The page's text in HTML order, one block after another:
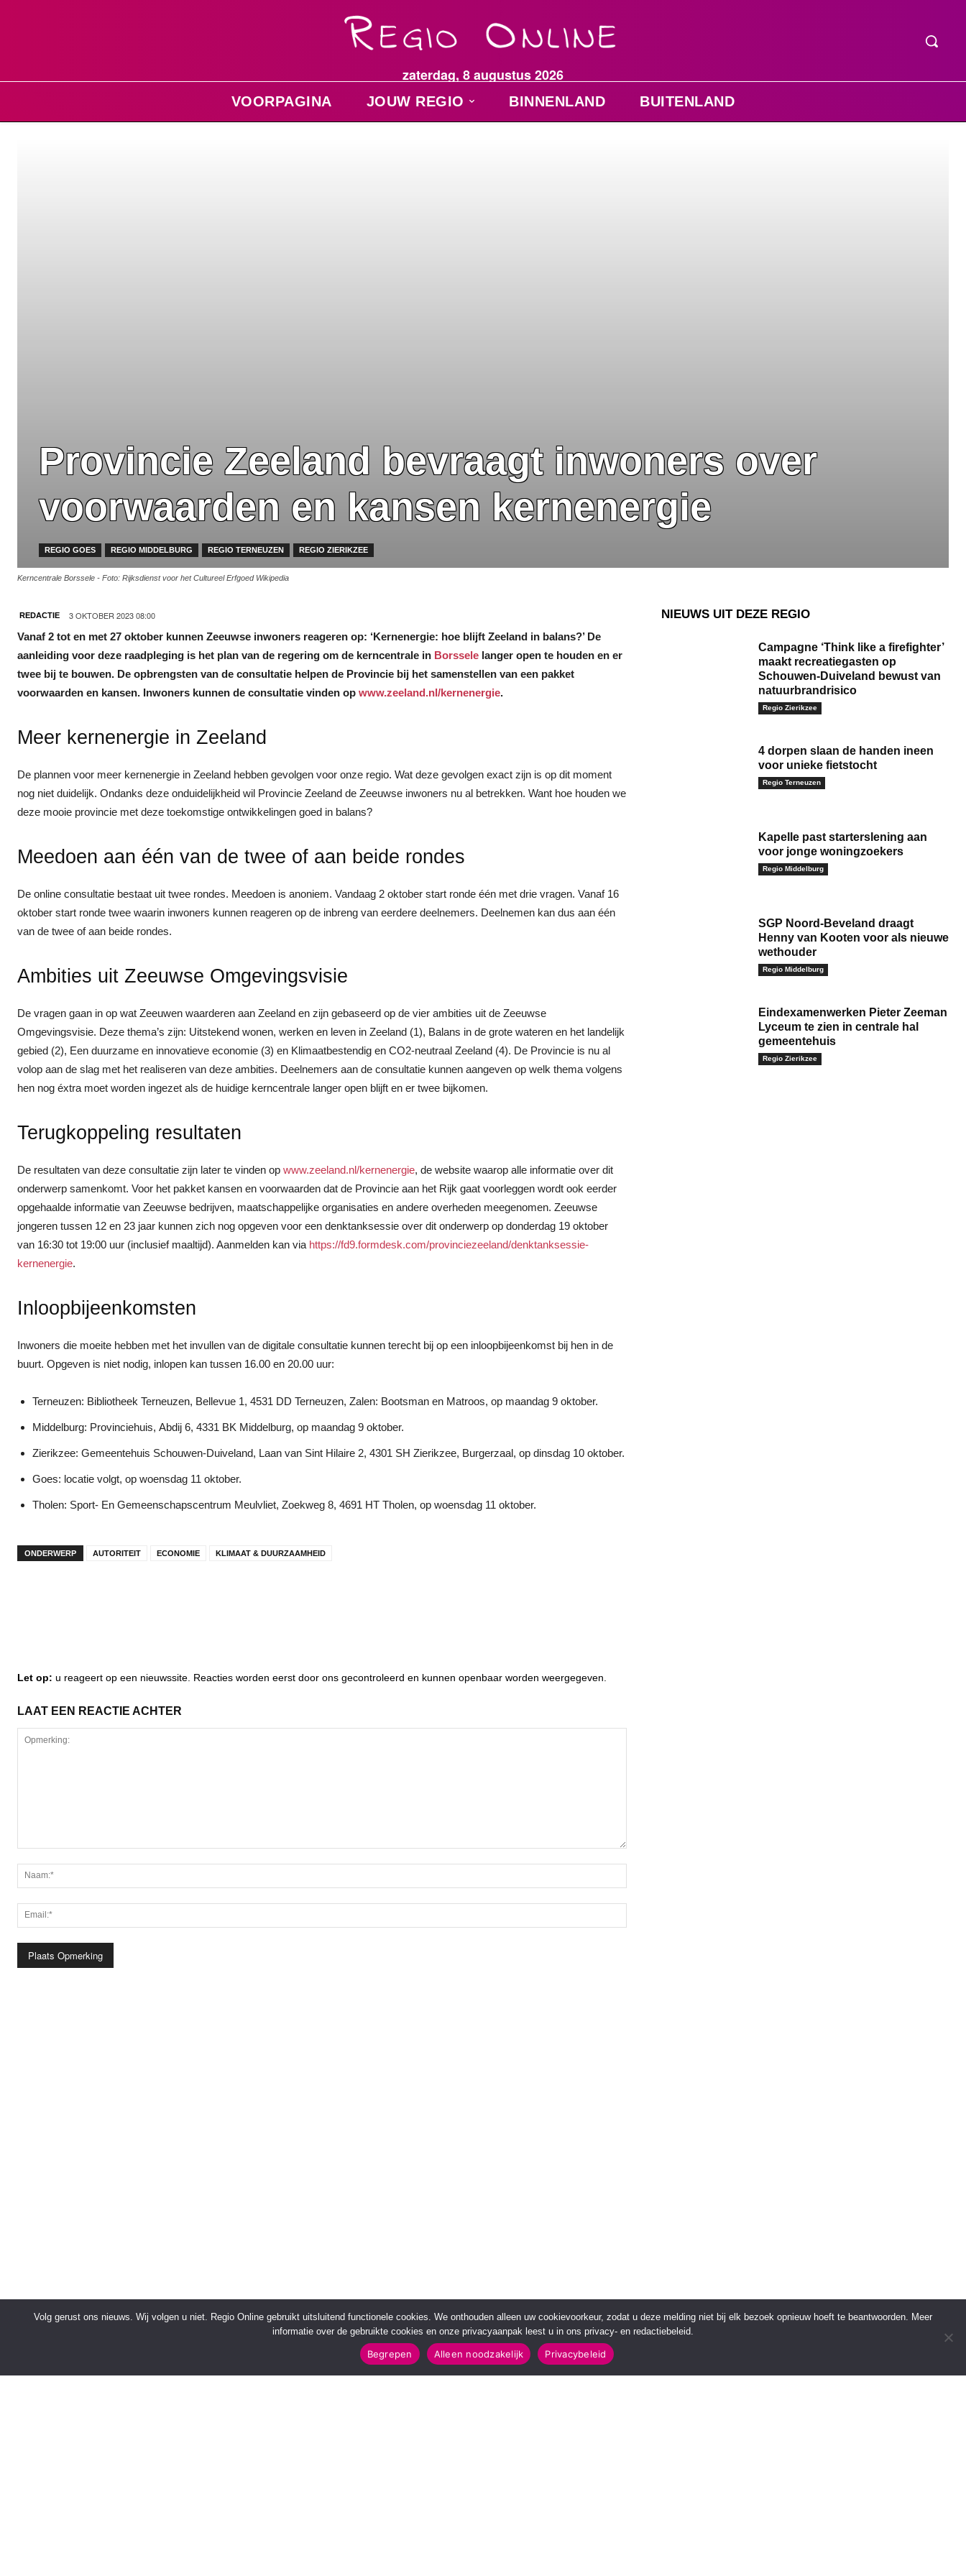
zaterdag, 8 augustus 2026
VOORPAGINA JOUW REGIO BINNENLAND BUITENLAND
Provincie Zeeland bevraagt inwoners over
voorwaarden en kansen kernenergie
REGIO GOES REGIO MIDDELBURG REGIO TERNEUZEN REGIO ZIERIKZEE
Kerncentrale Borssele - Foto: Rijksdienst voor het Cultureel Erfgoed Wikipedia
REDACTIE 3 OKTOBER 2023 08:00
Vanaf 2 tot en met 27 oktober kunnen Zeeuwse inwoners reageren op: ‘Kernenergie: hoe blijft Zeeland in balans?’ De
aanleiding voor deze raadpleging is het plan van de regering om de kerncentrale in Borssele langer open te houden en er
twee bij te bouwen. De opbrengsten van de consultatie helpen de Provincie bij het samenstellen van een pakket
voorwaarden en kansen. Inwoners kunnen de consultatie vinden op www.zeeland.nl/kernenergie.
Meer kernenergie in Zeeland
De plannen voor meer kernenergie in Zeeland hebben gevolgen voor onze regio. Wat deze gevolgen exact zijn is op dit moment
nog niet duidelijk. Ondanks deze onduidelijkheid wil Provincie Zeeland de Zeeuwse inwoners nu al betrekken. Want hoe houden we
deze mooie provincie met deze toekomstige ontwikkelingen goed in balans?
Meedoen aan één van de twee of aan beide rondes
De online consultatie bestaat uit twee rondes. Meedoen is anoniem. Vandaag 2 oktober start ronde één met drie vragen. Vanaf 16
oktober start ronde twee waarin inwoners kunnen reageren op de inbreng van eerdere deelnemers. Deelnemen kan dus aan één
van de twee of aan beide rondes.
Ambities uit Zeeuwse Omgevingsvisie
De vragen gaan in op wat Zeeuwen waarderen aan Zeeland en zijn gebaseerd op de vier ambities uit de Zeeuwse
Omgevingsvisie. Deze thema’s zijn: Uitstekend wonen, werken en leven in Zeeland (1), Balans in de grote wateren en het landelijk
gebied (2), Een duurzame en innovatieve economie (3) en Klimaatbestendig en CO2-neutraal Zeeland (4). De Provincie is nu al
volop aan de slag met het realiseren van deze ambities. Deelnemers aan de consultatie kunnen aangeven op welk thema volgens
hen nog éxtra moet worden ingezet als de huidige kerncentrale langer open blijft en er twee bijkomen.
Terugkoppeling resultaten
De resultaten van deze consultatie zijn later te vinden op www.zeeland.nl/kernenergie, de website waarop alle informatie over dit
onderwerp samenkomt. Voor het pakket kansen en voorwaarden dat de Provincie aan het Rijk gaat voorleggen wordt ook eerder
opgehaalde informatie van Zeeuwse bedrijven, maatschappelijke organisaties en andere overheden meegenomen. Zeeuwse
jongeren tussen 12 en 23 jaar kunnen zich nog opgeven voor een denktanksessie over dit onderwerp op donderdag 19 oktober
van 16:30 tot 19:00 uur (inclusief maaltijd). Aanmelden kan via https://fd9.formdesk.com/provinciezeeland/denktanksessie-
kernenergie.
Inloopbijeenkomsten
Inwoners die moeite hebben met het invullen van de digitale consultatie kunnen terecht bij op een inloopbijeenkomst bij hen in de
buurt. Opgeven is niet nodig, inlopen kan tussen 16.00 en 20.00 uur:
Terneuzen: Bibliotheek Terneuzen, Bellevue 1, 4531 DD Terneuzen, Zalen: Bootsman en Matroos, op maandag 9 oktober.
Middelburg: Provinciehuis, Abdij 6, 4331 BK Middelburg, op maandag 9 oktober.
Zierikzee: Gemeentehuis Schouwen-Duiveland, Laan van Sint Hilaire 2, 4301 SH Zierikzee, Burgerzaal, op dinsdag 10 oktober.
Goes: locatie volgt, op woensdag 11 oktober.
Tholen: Sport- En Gemeenschapscentrum Meulvliet, Zoekweg 8, 4691 HT Tholen, op woensdag 11 oktober.
ONDERWERP AUTORITEIT ECONOMIE KLIMAAT & DUURZAAMHEID
Let op: u reageert op een nieuwssite. Reacties worden eerst door ons gecontroleerd en kunnen openbaar worden weergegeven.
LAAT EEN REACTIE ACHTER
NIEUWS UIT DEZE REGIO
Campagne ‘Think like a firefighter’
maakt recreatiegasten op
Schouwen-Duiveland bewust van
natuurbrandrisico
Regio Zierikzee
4 dorpen slaan de handen ineen
voor unieke fietstocht
Regio Terneuzen
Kapelle past starterslening aan
voor jonge woningzoekers
Regio Middelburg
SGP Noord-Beveland draagt
Henny van Kooten voor als nieuwe
wethouder
Regio Middelburg
Eindexamenwerken Pieter Zeeman
Lyceum te zien in centrale hal
gemeentehuis
Regio Zierikzee
Volg gerust ons nieuws. Wij volgen u niet. Regio Online gebruikt uitsluitend functionele cookies. We onthouden alleen uw cookievoorkeur, zodat u deze melding niet bij elk bezoek opnieuw hoeft te beantwoorden. Meer
informatie over de gebruikte cookies en onze privacyaanpak leest u in ons privacy- en redactiebeleid.
Begrepen Alleen noodzakelijk Privacybeleid